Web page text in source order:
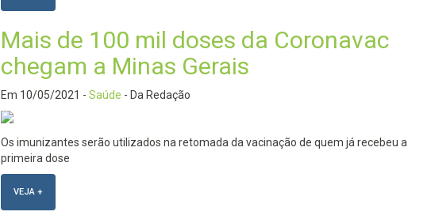
Mais de 100 mil doses da Coronavac
chegam a Minas Gerais
Em 10/05/2021 - Saúde - Da Redação
Os imunizantes serão utilizados na retomada da vacinação de quem já recebeu a
primeira dose
VEJA +